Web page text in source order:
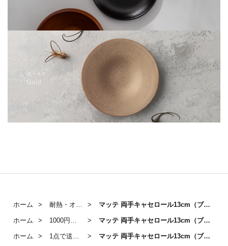
ホーム 耐熱・オーブンウェア マッテ 両手キャセロール13cm（ブラック）
ホーム 1000円～3000円のうつわ マッテ 両手キャセロール13cm（ブラック）
ホーム 1点で送料無料対象アイテム マッテ 両手キャセロール13cm（ブラック）